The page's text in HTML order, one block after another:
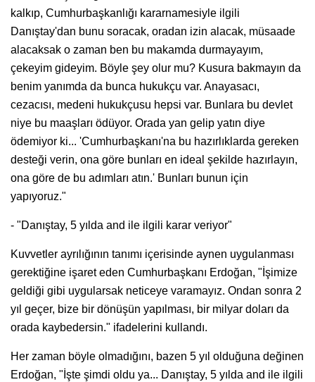
kalkıp, Cumhurbaşkanlığı kararnamesiyle ilgili
Danıştay'dan bunu soracak, oradan izin alacak, müsaade
alacaksak o zaman ben bu makamda durmayayım,
çekeyim gideyim. Böyle şey olur mu? Kusura bakmayın da
benim yanımda da bunca hukukçu var. Anayasacı,
cezacısı, medeni hukukçusu hepsi var. Bunlara bu devlet
niye bu maaşları ödüyor. Orada yan gelip yatın diye
ödemiyor ki... 'Cumhurbaşkanı'na bu hazırlıklarda gereken
desteği verin, ona göre bunları en ideal şekilde hazırlayın,
ona göre de bu adımları atın.' Bunları bunun için
yapıyoruz."
- "Danıştay, 5 yılda and ile ilgili karar veriyor"
Kuvvetler ayrılığının tanımı içerisinde aynen uygulanması
gerektiğine işaret eden Cumhurbaşkanı Erdoğan, "İşimize
geldiği gibi uygularsak neticeye varamayız. Ondan sonra 2
yıl geçer, bize bir dönüşün yapılması, bir milyar doları da
orada kaybedersin." ifadelerini kullandı.
Her zaman böyle olmadığını, bazen 5 yıl olduğuna değinen
Erdoğan, "İşte şimdi oldu ya... Danıştay, 5 yılda and ile ilgili